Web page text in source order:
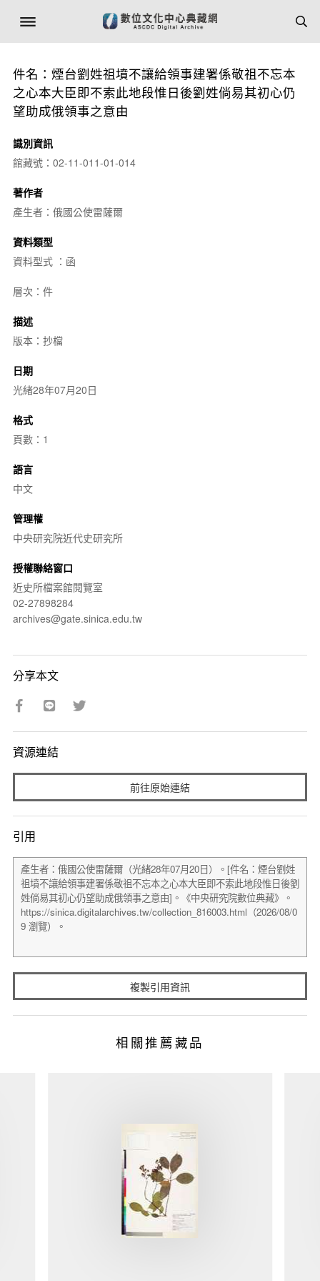
件名：煙台劉姓祖墳不讓給領事建署係敬祖不忘本
之心本大臣即不索此地段惟日後劉姓倘易其初心仍
望助成俄領事之意由
識別資訊
館藏號：02-11-011-01-014
著作者
產生者：俄國公使雷薩爾
資料類型
資料型式 ：函
層次：件
描述
版本：抄檔
日期
光緒28年07月20日
格式
頁數：1
語言
中文
管理權
中央研究院近代史研究所
授權聯絡窗口
近史所檔案館閱覽室
02-27898284
archives@gate.sinica.edu.tw
分享本文
資源連結
前往原始連結
引用
複製引用資訊
相關推薦藏品